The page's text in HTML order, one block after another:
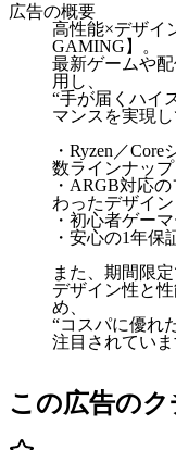
広告の概要
高性能×デザイ
GAMING】。
最新ゲームや
用し、
“手が届くハイ
マンスを実現し
・Ryzen／
数ラインナップ
・ARGB対応
わったデザイン
・初心者ゲー
・安心の1年保
また、期間限
デザイン性と
め、
“コスパに優れ
注目されていま
この広告のク